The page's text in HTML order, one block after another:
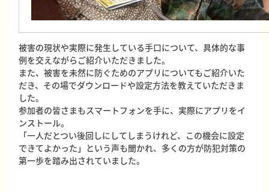
被害の現状や実際に発生している手口について、具体的な事
例を交えながらご紹介いただきました。
また、被害を未然に防ぐためのアプリについてもご紹介いた
だき、その場でダウンロードや設定方法を教えていただきま
した。
参加者の皆さまもスマートフォンを手に、実際にアプリをイ
ンストール。
「一人だとつい後回しにしてしまうけれど、この機会に設定
できてよかった」という声も聞かれ、多くの方が防犯対策の
第一歩を踏み出されていました。